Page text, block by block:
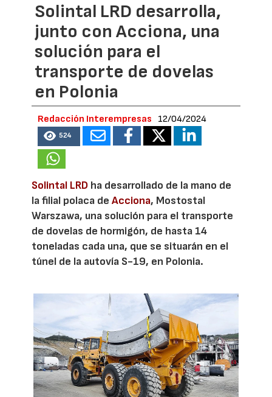
Solintal LRD desarrolla,
junto con Acciona, una
solución para el
transporte de dovelas
en Polonia
Redacción Interempresas 12/04/2024
524
Solintal LRD ha desarrollado de la mano de
la filial polaca deAcciona, Mostostal
Warszawa, una solución para el transporte
de dovelas de hormigón, de hasta 14
toneladas cada una, que se situarán en el
túnel de la autovía S-19, en Polonia.